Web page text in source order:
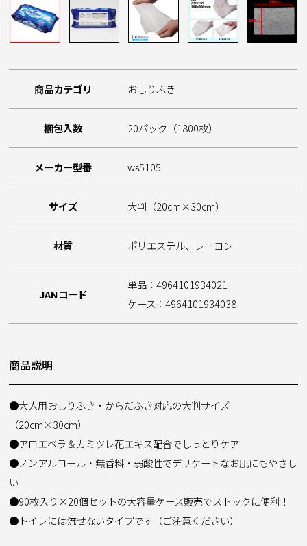
商品カテゴリ おしりふき
梱包入数 20パック（1800枚）
メーカー型番 ws5105
サイズ 大判（20cm×30cm）
材質 ポリエステル、レーヨン
JANコード
単品：4964101934021
ケース：4964101934038
商品説明
●大人用おしりふき・からだふき対応の大判サイズ
（20cm×30cm）
●アロエベラ＆カミツレ花エキス配合でしっとりケア
●ノンアルコール・無香料・弱酸性でデリケートなお肌にもやさし
い
●90枚入り×20個セットの大容量ケース販売でストックに便利！
●トイレには流せないタイプです（ご注意ください）